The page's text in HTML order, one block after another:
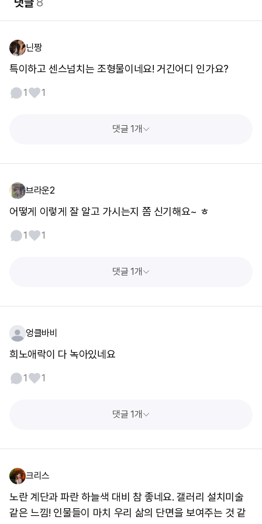
닌짱
특이하고 센스넘치는 조형물이네요! 거긴어디 인가요?
1 1
댓글 1개
브라운2
어떻게 이렇게 잘 알고 가시는지 쫌 신기해요~ ㅎ
1 1
댓글 1개
엉클바비
희노애락이 다 녹아있네요
1 1
댓글 1개
크리스
노란 계단과 파란 하늘색 대비 참 좋네요. 갤러리 설치미술
같은 느낌! 인물들이 마치 우리 삶의 단면을 보여주는 것 같